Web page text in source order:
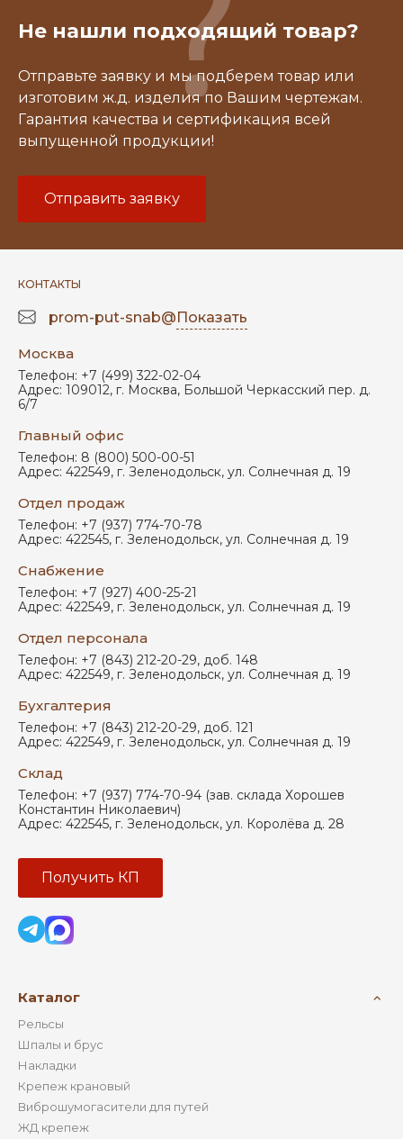
Не нашли подходящий товар?
Отправьте заявку и мы подберем товар или
изготовим ж.д. изделия по Вашим чертежам.
Гарантия качества и сертификация всей
выпущенной продукции!
Отправить заявку
КОНТАКТЫ
prom-put-snab@ Показать
Москва
Телефон: +7 (499) 322-02-04
Адрес: 109012, г. Москва, Большой Черкасский пер. д.
6/7
Главный офис
Телефон: 8 (800) 500-00-51
Адрес: 422549, г. Зеленодольск, ул. Солнечная д. 19
Отдел продаж
Телефон: +7 (937) 774-70-78
Адрес: 422545, г. Зеленодольск, ул. Солнечная д. 19
Снабжение
Телефон: +7 (927) 400-25-21
Адрес: 422549, г. Зеленодольск, ул. Солнечная д. 19
Отдел персонала
Телефон: +7 (843) 212-20-29, доб. 148
Адрес: 422549, г. Зеленодольск, ул. Солнечная д. 19
Бухгалтерия
Телефон: +7 (843) 212-20-29, доб. 121
Адрес: 422549, г. Зеленодольск, ул. Солнечная д. 19
Склад
Телефон: +7 (937) 774-70-94 (зав. склада Хорошев
Константин Николаевич)
Адрес: 422545, г. Зеленодольск, ул. Королёва д. 28
Получить КП
Каталог
Рельсы
Шпалы и брус
Накладки
Крепеж крановый
Виброшумогасители для путей
ЖД крепеж